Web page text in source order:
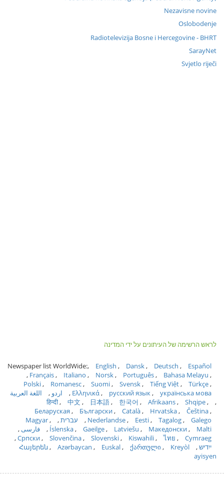
Nezavisne novine
Oslobodenje
Radiotelevizija Bosne i Hercegovine - BHRT
SarayNet
Svjetlo riječi
לראש הרשימה של העיתונים על ידי המדינה
Newspaper list WorldWide: English Dansk Deutsch
Español
Français
Italiano Norsk Português
Bahasa Melayu
Polski
Romanesc Suomi Svensk Tiếng Việt
Türkçe
Ελληνικά
русский язык українська мова اردو
اللغة العربية
हिन्दी
中文 日本語 한국어 Afrikaans
Shqipe
Беларуская
Български Català Hrvatska
Čeština
Nederlandse
Eesti Tagalog Galego עברית
Magyar
Íslenska
Gaeilge Latviešu Македонски Malti
فارسی
Српски
Slovenčina Slovenski Kiswahili ไทย
Cymraeg
ייִדיש
Հայերեն Azərbaycan Euskal ქართული
Kreyòl
ayisyen